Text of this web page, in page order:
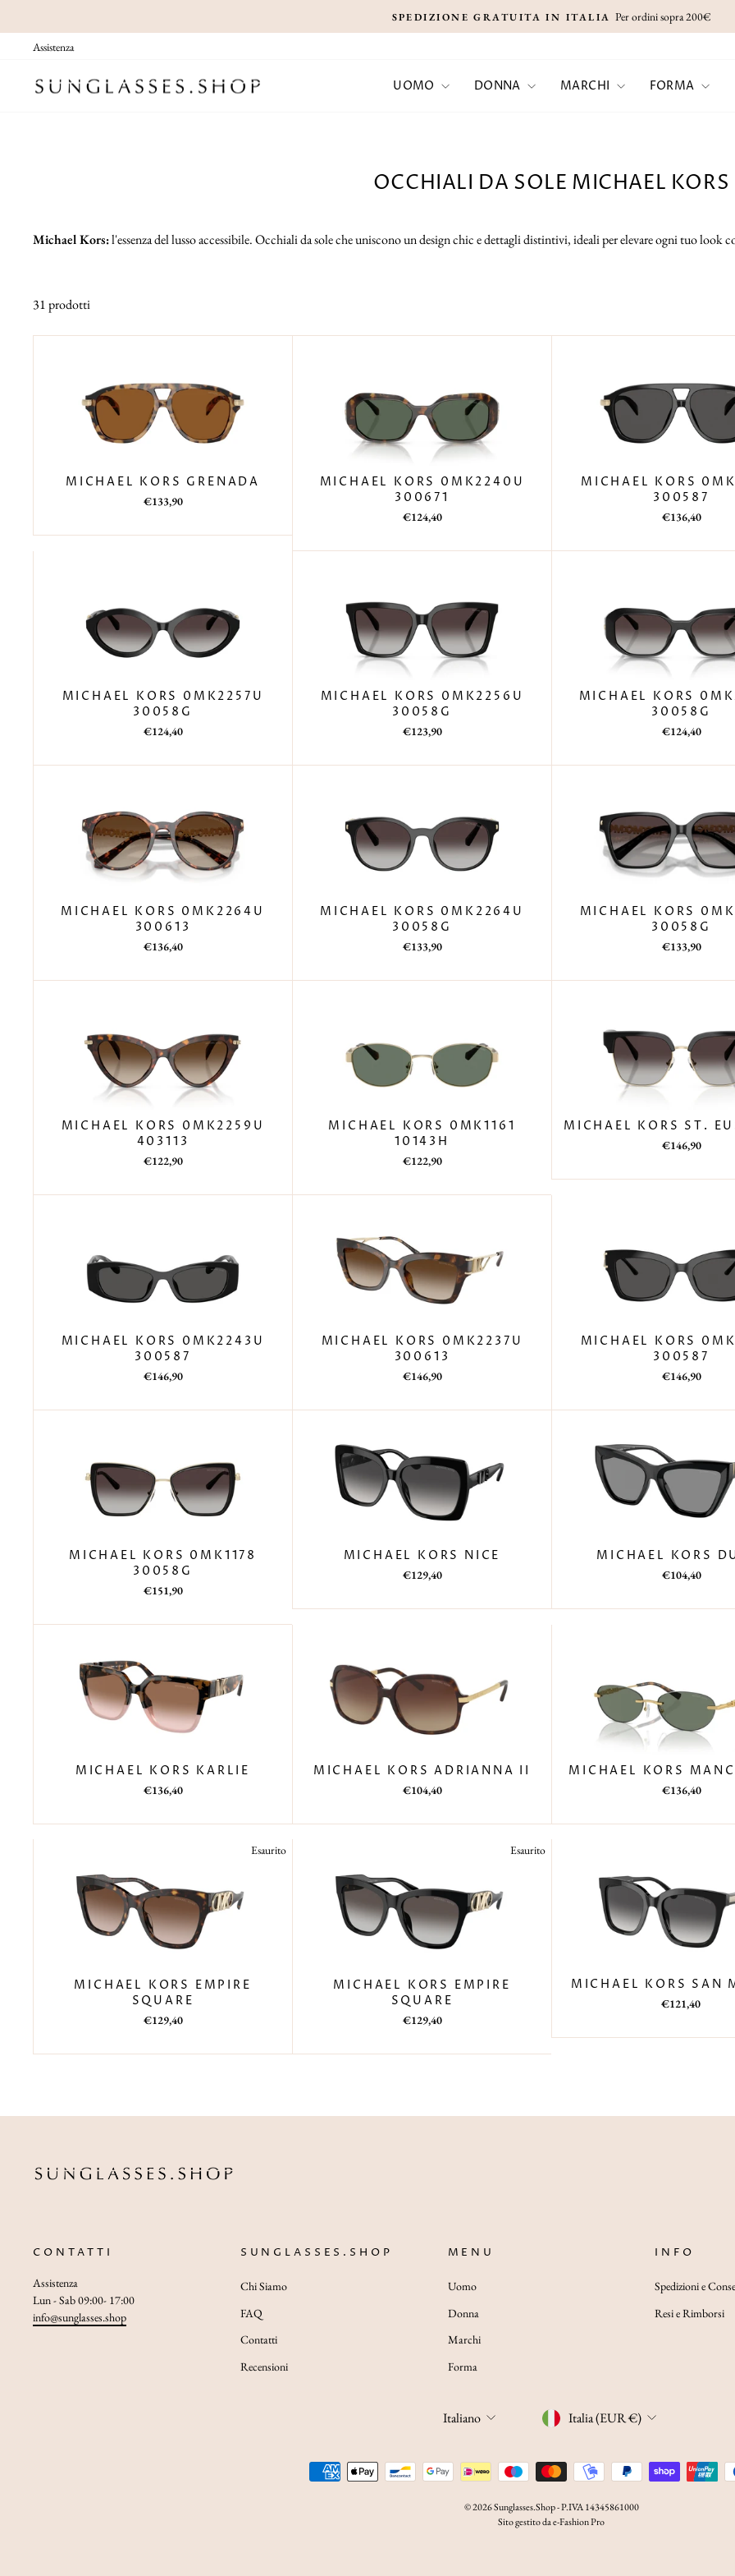
Metti
presentazione
SPEDIZIONE GRATUITA IN ITALIA Per ordini sopra 200€
Assistenza
UOMO DONNA MARCHI FORMA
OCCHIALI DA SOLE MICHAEL KORS
Michael Kors:l'essenza del lusso accessibile. Occhiali da sole che uniscono un design chic e dettagli distintivi, ideali per elevare ogni tuo look
31 prodotti
MICHAEL KORS GRENADA
Prezzo
listino
Prezzo
€133,90
MICHAEL KORS 0MK2240U
300671
Prezzo
listino
Prezzo
€124,40
MICHAEL KORS
300587
Prezzo
listino
Prezzo
€136,40
MICHAEL KORS 0MK2257U
30058G
Prezzo
listino
Prezzo
€124,40
MICHAEL KORS 0MK2256U
30058G
Prezzo
listino
Prezzo
€123,90
MICHAEL KORS
30058G
Prezzo
listino
Prezzo
€124,40
MICHAEL KORS 0MK2264U
300613
Prezzo
listino
Prezzo
€136,40
MICHAEL KORS 0MK2264U
30058G
Prezzo
listino
Prezzo
€133,90
MICHAEL KORS
30058G
Prezzo
listino
Prezzo
€133,90
MICHAEL KORS 0MK2259U
403113
Prezzo
listino
Prezzo
€122,90
MICHAEL KORS 0MK1161
10143H
Prezzo
listino
Prezzo
€122,90
MICHAEL KORS ST.
Prezzo
listino
Prezzo
€146,90
MICHAEL KORS 0MK2243U
300587
Prezzo
listino
Prezzo
€146,90
MICHAEL KORS 0MK2237U
300613
Prezzo
listino
Prezzo
€146,90
MICHAEL KORS
300587
Prezzo
listino
Prezzo
€146,90
MICHAEL KORS 0MK1178
30058G
Prezzo
listino
Prezzo
€151,90
MICHAEL KORS NICE
Prezzo
listino
Prezzo
€129,40
MICHAEL KORS
Prezzo
listino
Prezzo
€104,40
MICHAEL KORS KARLIE
Prezzo
listino
Prezzo
€136,40
MICHAEL KORS ADRIANNA II
Prezzo
listino
Prezzo
€104,40
MICHAEL KORS
Prezzo
listino
Prezzo
€136,40
Esaurito
MICHAEL KORS EMPIRE
SQUARE
Prezzo
listino
Prezzo
€129,40
Esaurito
MICHAEL KORS EMPIRE
SQUARE
Prezzo
listino
Prezzo
€129,40
MICHAEL KORS SAN
Prezzo
listino
Prezzo
€121,40
CONTATTI
Assistenza
Lun - Sab 09:00- 17:00
info@sunglasses.shop
SUNGLASSES.SHOP
Chi Siamo
FAQ
Contatti
Recensioni
MENU
Uomo
Donna
Marchi
Forma
INFO
Spedizioni e
Resi e Rimborsi
LINGUA
Italiano VALUTA
Italia (EUR €)
© 2026 Sunglasses.Shop - P.IVA 14345861000
Sito gestito da e-Fashion Pro